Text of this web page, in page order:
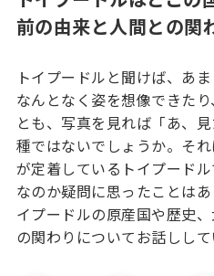
前の由来と人間との関
トイプードルと聞けば、あ
なんとなく姿を想像できた
とも、写真を見れば「あ、
種ではないでしょうか。そ
が定着しているトイプード
なのか疑問に思ったことは
イプードルの原産国や歴史
の関わりについてお話しして